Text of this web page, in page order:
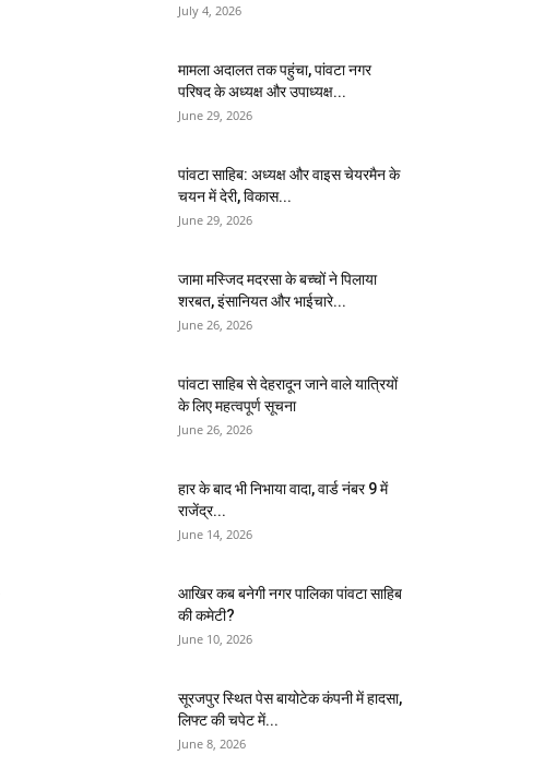
July 4, 2026
मामला अदालत तक पहुंचा, पांवटा नगर
परिषद के अध्यक्ष और उपाध्यक्ष...
June 29, 2026
पांवटा साहिब: अध्यक्ष और वाइस चेयरमैन के
चयन में देरी, विकास...
June 29, 2026
जामा मस्जिद मदरसा के बच्चों ने पिलाया
शरबत, इंसानियत और भाईचारे...
June 26, 2026
पांवटा साहिब से देहरादून जाने वाले यात्रियों
के लिए महत्वपूर्ण सूचना
June 26, 2026
हार के बाद भी निभाया वादा, वार्ड नंबर 9 में
राजेंद्र...
June 14, 2026
आखिर कब बनेगी नगर पालिका पांवटा साहिब
की कमेटी?
June 10, 2026
सूरजपुर स्थित पेस बायोटेक कंपनी में हादसा,
लिफ्ट की चपेट में...
June 8, 2026